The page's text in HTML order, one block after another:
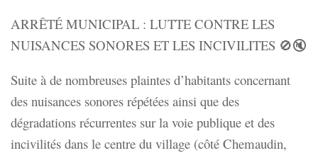
ARRÊTÉ MUNICIPAL : LUTTE CONTRE LES
NUISANCES SONORES ET LES INCIVILITES 🚫🔇
Suite à de nombreuses plaintes d’habitants concernant
des nuisances sonores répétées ainsi que des
dégradations récurrentes sur la voie publique et des
incivilités dans le centre du village (côté Chemaudin,